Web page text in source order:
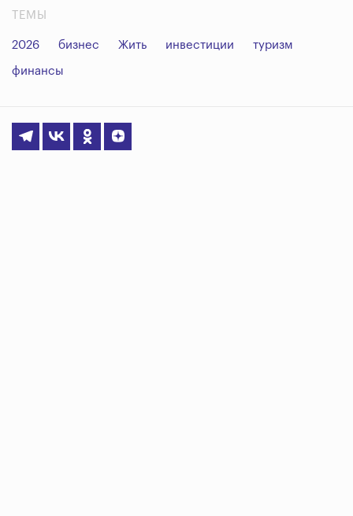
ТЕМЫ
2026 бизнес Жить инвестиции туризм
финансы